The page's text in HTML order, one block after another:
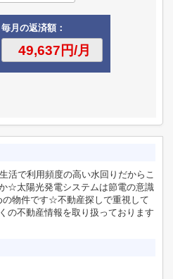
毎月の返済額：
活で利用頻度の高い水回りだからこ
☆太陽光発電システムは節電の意識
物件です☆不動産探しで重視して
の不動産情報を取り扱っております